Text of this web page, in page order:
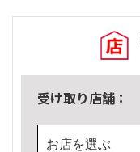
受け取り店舗：
お店を選ぶ